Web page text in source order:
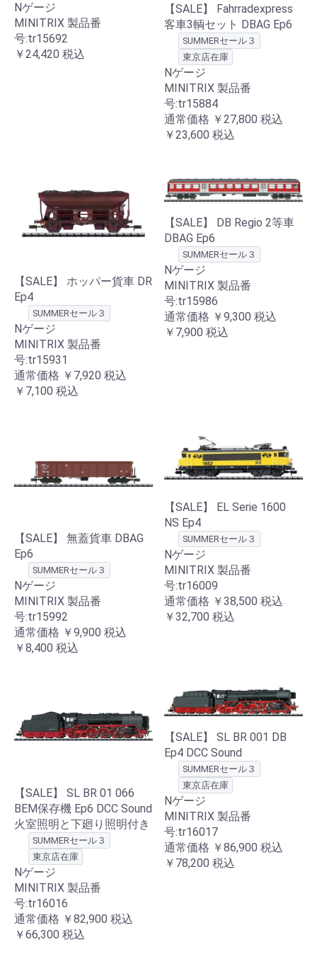
Nゲージ
MINITRIX 製品番
号:tr15692
￥24,420 税込
【SALE】 Fahrradexpress
客車3輌セット DBAG Ep6
SUMMERセール３
東京店在庫
Nゲージ
MINITRIX 製品番
号:tr15884
通常価格 ￥27,800 税込
￥23,600 税込
【SALE】 ホッパー貨車 DR
Ep4
SUMMERセール３
Nゲージ
MINITRIX 製品番
号:tr15931
通常価格 ￥7,920 税込
￥7,100 税込
【SALE】 DB Regio 2等車
DBAG Ep6
SUMMERセール３
Nゲージ
MINITRIX 製品番
号:tr15986
通常価格 ￥9,300 税込
￥7,900 税込
【SALE】 無蓋貨車 DBAG
Ep6
SUMMERセール３
Nゲージ
MINITRIX 製品番
号:tr15992
通常価格 ￥9,900 税込
￥8,400 税込
【SALE】 EL Serie 1600
NS Ep4
SUMMERセール３
Nゲージ
MINITRIX 製品番
号:tr16009
通常価格 ￥38,500 税込
￥32,700 税込
【SALE】 SL BR 01 066
BEM保存機 Ep6 DCC Sound
火室照明と下廻り照明付き
SUMMERセール３
東京店在庫
Nゲージ
MINITRIX 製品番
号:tr16016
通常価格 ￥82,900 税込
￥66,300 税込
【SALE】 SL BR 001 DB
Ep4 DCC Sound
SUMMERセール３
東京店在庫
Nゲージ
MINITRIX 製品番
号:tr16017
通常価格 ￥86,900 税込
￥78,200 税込